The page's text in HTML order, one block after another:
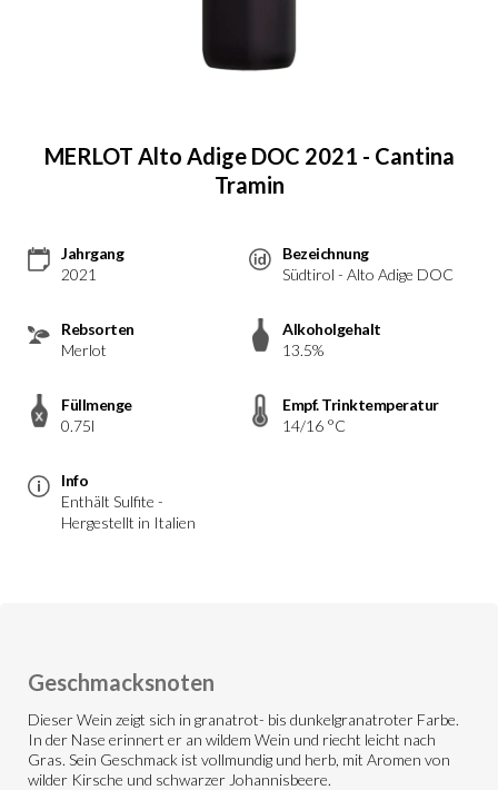
MERLOT Alto Adige DOC 2021 - Cantina
Tramin
Jahrgang
2021
Bezeichnung
Südtirol - Alto Adige DOC
Rebsorten
Merlot
Alkoholgehalt
13.5%
Füllmenge
0.75l
Empf. Trinktemperatur
14/16 °C
Info
Enthält Sulfite -
Hergestellt in Italien
Geschmacksnoten
Dieser Wein zeigt sich in granatrot- bis dunkelgranatroter Farbe.
In der Nase erinnert er an wildem Wein und riecht leicht nach
Gras. Sein Geschmack ist vollmundig und herb, mit Aromen von
wilder Kirsche und schwarzer Johannisbeere.